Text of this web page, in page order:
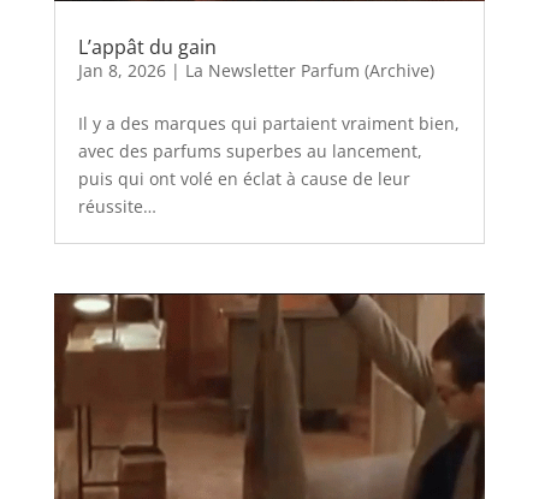
L’appât du gain
Jan 8, 2026| La Newsletter Parfum (Archive)
Il y a des marques qui partaient vraiment bien,
avec des parfums superbes au lancement,
puis qui ont volé en éclat à cause de leur
réussite…